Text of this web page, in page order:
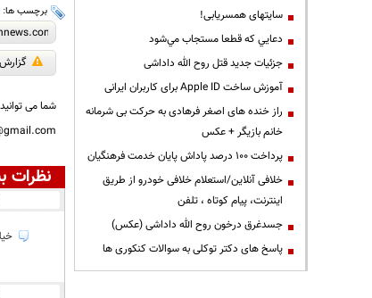
برچسب ها:
شما می
نظرات
سایتهای همسریابی!
دعايي كه قطعا مستجاب مي‌شود
جزئیات جدید قتل روح الله داداشی
آموزش ساخت Apple ID برای کاربران ایرانی
راز خنده های اصغر فرهادی به حرکت بی شرمانه
خانم بازیگر + عکس
پرداخت ۱۰۰ درصد پاداش پایان خدمت فرهنگیان
خلافی آنلاین/استعلام خلافی خودرو از طریق
اینترنت، پیام کوتاه ، تلفن
جسدغرق درخون روح الله داداشی (عکس)
پاسخ های دکتر توکلی به سوالات کنکوری ها